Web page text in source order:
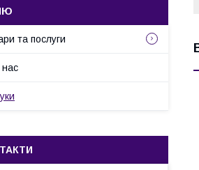
та послуги